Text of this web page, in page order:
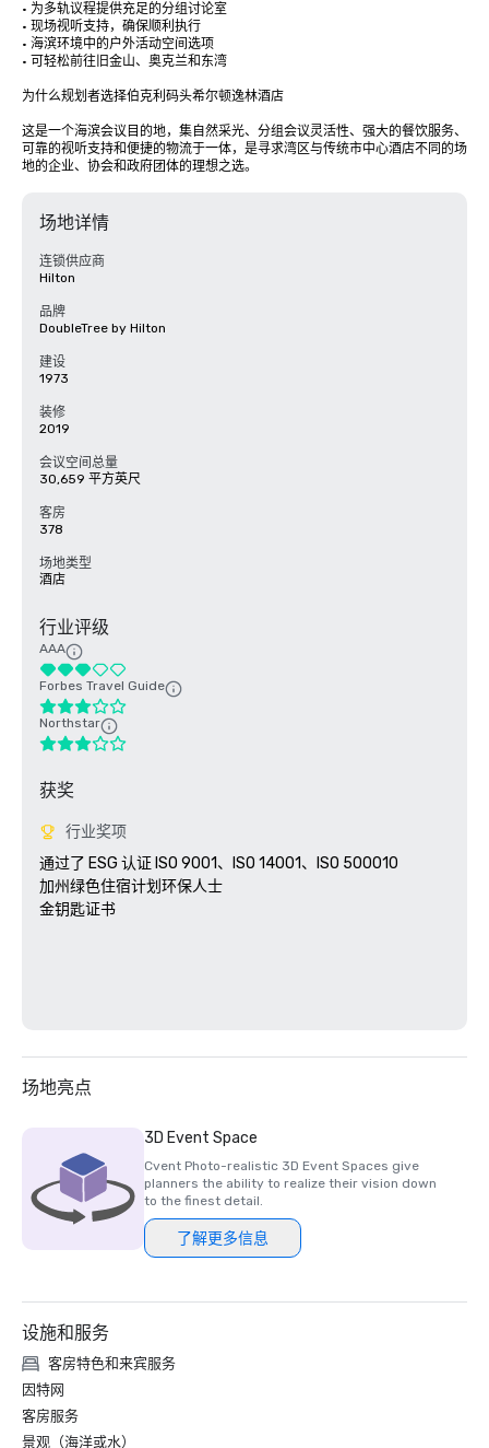
• 为多轨议程提供充足的分组讨论室
• 现场视听支持，确保顺利执行
• 海滨环境中的户外活动空间选项
• 可轻松前往旧金山、奥克兰和东湾
为什么规划者选择伯克利码头希尔顿逸林酒店
这是一个海滨会议目的地，集自然采光、分组会议灵活性、强大的餐饮服务、
可靠的视听支持和便捷的物流于一体，是寻求湾区与传统市中心酒店不同的场
地的企业、协会和政府团体的理想之选。
场地详情
连锁供应商
Hilton
品牌
DoubleTree by Hilton
建设
1973
装修
2019
会议空间总量
30,659 平方英尺
客房
378
场地类型
酒店
行业评级
AAA
Forbes Travel Guide
Northstar
获奖
行业奖项
通过了 ESG 认证 ISO 9001、ISO 14001、ISO 500010
加州绿色住宿计划环保人士
金钥匙证书
场地亮点
3D Event Space
Cvent Photo-realistic 3D Event Spaces give
planners the ability to realize their vision down
to the finest detail.
了解更多信息
设施和服务
客房特色和来宾服务
因特网
客房服务
景观（海洋或水）